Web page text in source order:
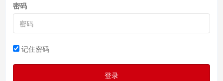
密码
记住密码
登录